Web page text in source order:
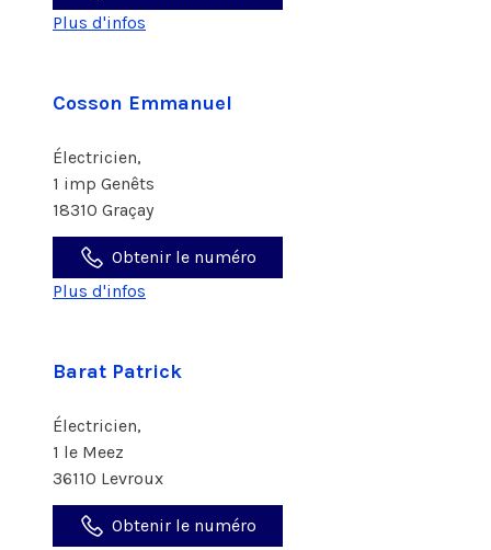
Plus d'infos
Cosson Emmanuel
Électricien,
1 imp Genêts
18310 Graçay
Obtenir le numéro
Plus d'infos
Barat Patrick
Électricien,
1 le Meez
36110 Levroux
Obtenir le numéro